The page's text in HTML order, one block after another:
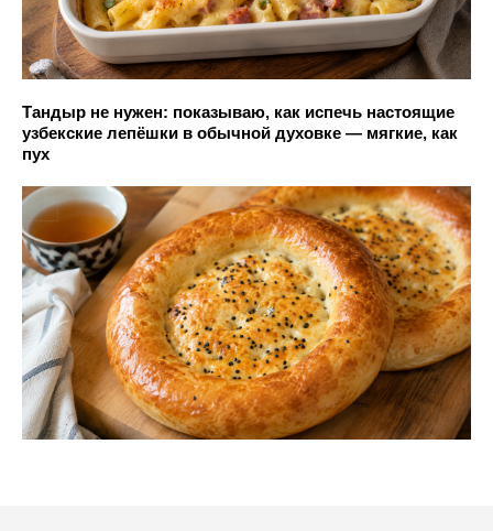
Тандыр не нужен: показываю, как испечь настоящие
узбекские лепёшки в обычной духовке — мягкие, как
пух